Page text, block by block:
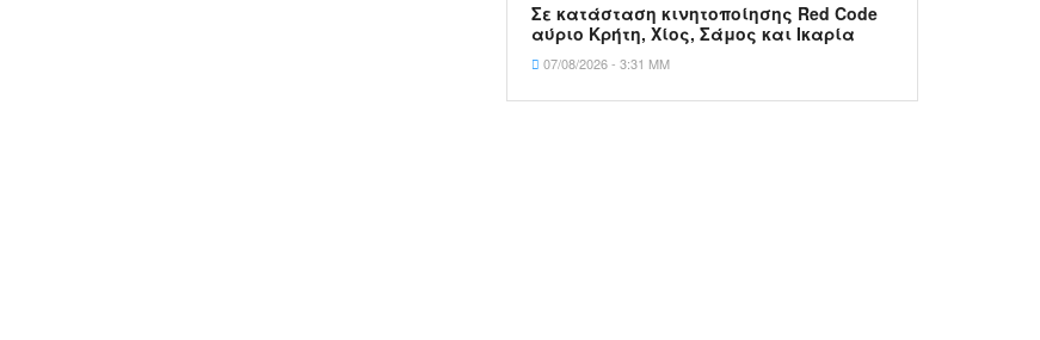
Σε κατάσταση κινητοποίησης Red Code
αύριο Κρήτη, Χίος, Σάμος και Ικαρία
07/08/2026 - 3:31 ΜΜ